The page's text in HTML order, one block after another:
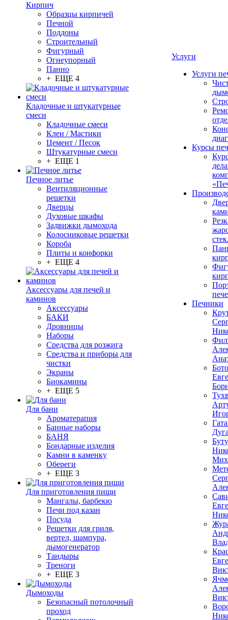
Кирпич
Образцы кирпичей
Печной
Поддоны
Строительный
Фигурный
Огнеупорный
Панно
+ ЕЩЕ 4
Кладочные и штукатурные
смеси
Кладочные смеси
Клеи / Мастики
Цемент / Песок
Штукатурные смеси
+ ЕЩЕ 1
Печное литье
Вентиляционные
решетки
Дверцы
Духовые шкафы
Задвижки дымохода
Колосниковые решетки
Короба
Плиты и конфорки
+ ЕЩЕ 4
Аксессуары для печей и
каминов
Аксессуары
БАКИ
Дровницы
Наборы
Средства для розжига
Средства и приборы для
чистки
Экраны
Биокамины
+ ЕЩЕ 5
Для бани
Ароматерапия
Банные наборы
БАНЯ
Бондарные изделия
Камни в каменку
Обереги
+ ЕЩЕ 3
Для приготовления пищи
Мангалы, барбекю
Печи под казан
Посуда
Решетки для гриля,
вертел, шампура,
дымогенератор
Тандыры
Треноги
+ ЕЩЕ 3
Дымоходы
Безопасный потолочный
проход
Услуги
Услуги
Курсы
Печники